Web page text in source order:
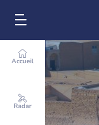
Accueil
Radar